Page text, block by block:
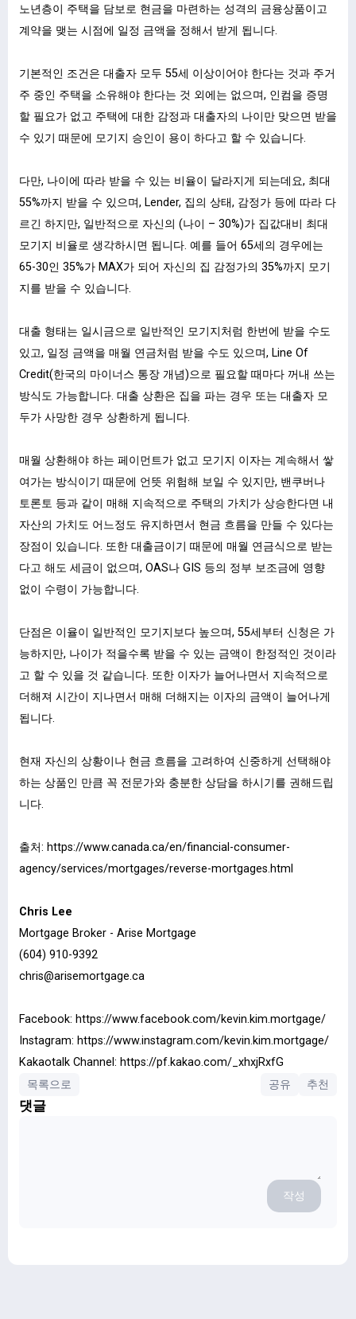
노년층이 주택을 담보로 현금을 마련하는 성격의 금융상품이고
계약을 맺는 시점에 일정 금액을 정해서 받게 됩니다.
기본적인 조건은 대출자 모두 55세 이상이어야 한다는 것과 주거
주 중인 주택을 소유해야 한다는 것 외에는 없으며, 인컴을 증명
할 필요가 없고 주택에 대한 감정과 대출자의 나이만 맞으면 받을
수 있기 때문에 모기지 승인이 용이 하다고 할 수 있습니다.
다만, 나이에 따라 받을 수 있는 비율이 달라지게 되는데요, 최대
55%까지 받을 수 있으며, Lender, 집의 상태, 감정가 등에 따라 다
르긴 하지만, 일반적으로 자신의 (나이 – 30%)가 집값대비 최대
모기지 비율로 생각하시면 됩니다. 예를 들어 65세의 경우에는
65-30인 35%가 MAX가 되어 자신의 집 감정가의 35%까지 모기
지를 받을 수 있습니다.
대출 형태는 일시금으로 일반적인 모기지처럼 한번에 받을 수도
있고, 일정 금액을 매월 연금처럼 받을 수도 있으며, Line Of
Credit(한국의 마이너스 통장 개념)으로 필요할 때마다 꺼내 쓰는
방식도 가능합니다. 대출 상환은 집을 파는 경우 또는 대출자 모
두가 사망한 경우 상환하게 됩니다.
매월 상환해야 하는 페이먼트가 없고 모기지 이자는 계속해서 쌓
여가는 방식이기 때문에 언뜻 위험해 보일 수 있지만, 밴쿠버나
토론토 등과 같이 매해 지속적으로 주택의 가치가 상승한다면 내
자산의 가치도 어느정도 유지하면서 현금 흐름을 만들 수 있다는
장점이 있습니다. 또한 대출금이기 때문에 매월 연금식으로 받는
다고 해도 세금이 없으며, OAS나 GIS 등의 정부 보조금에 영향
없이 수령이 가능합니다.
단점은 이율이 일반적인 모기지보다 높으며, 55세부터 신청은 가
능하지만, 나이가 적을수록 받을 수 있는 금액이 한정적인 것이라
고 할 수 있을 것 같습니다. 또한 이자가 늘어나면서 지속적으로
더해져 시간이 지나면서 매해 더해지는 이자의 금액이 늘어나게
됩니다.
현재 자신의 상황이나 현금 흐름을 고려하여 신중하게 선택해야
하는 상품인 만큼 꼭 전문가와 충분한 상담을 하시기를 권해드립
니다.
출처: https://www.canada.ca/en/financial-consumer-
agency/services/mortgages/reverse-mortgages.html
Chris Lee
Mortgage Broker - Arise Mortgage
(604) 910-9392
chris@arisemortgage.ca
Facebook: https://www.facebook.com/kevin.kim.mortgage/
Instagram: https://www.instagram.com/kevin.kim.mortgage/
Kakaotalk Channel: https://pf.kakao.com/_xhxjRxfG
목록으로
공유 추천
댓글
작성